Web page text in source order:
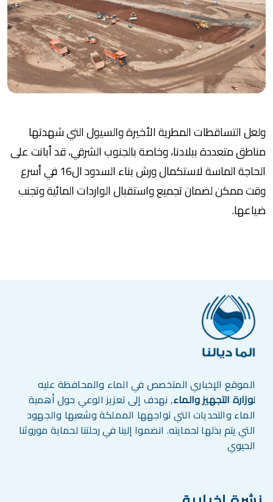
ولعل التساقطات المطرية الأخيرة والسيول التي شهدتها
مناطق متعددة ببلادنا، وخاصة بالجنوب الشرقي، قد أبانت على
الحاجة الماسة لاستكمال ورش بناء السدود ال16 في أسرع
وقت ممكن لضمان تجميع واستقبال الواردات المائية وتجنب
ضياعها.
الموقع الإخباري المتخصص في الماء والمحافظة عليه
لوزارة التجهيز والماء, نهدف إلى تعزيز الوعي حول أهمية
الماء والتحديات التي تواجهها المملكة وشعبها والجهود
التي يتم بذلها لحمايته. انضموا إلينا في رحلتنا لحماية موروثنا
الحيوي